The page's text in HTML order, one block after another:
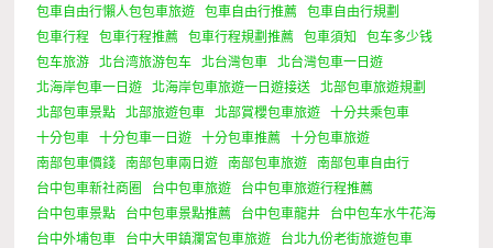
包車自由行懶人包包車旅遊
包車自由行推薦
包車自由行規劃
包車行程
包車行程推薦 包車行程規劃推薦 包車須知
包车多少钱
包车旅游
北台湾旅游包车 北台灣包車
北台灣包車一日遊
北海岸包車一日遊
北海岸包車旅遊一日遊接送
北部包車旅遊規劃
北部包車景點
北部旅遊包車 北部賞櫻包車旅遊
十分共乘包車
十分包車
十分包車一日遊 十分包車推薦
十分包車旅遊
南部包車價錢
南部包車兩日遊 南部包車旅遊
南部包車自由行
台中包車新社商圈
台中包車旅遊
台中包車旅遊行程推薦
台中包車景點
台中包車景點推薦 台中包車龍井
台中包车水牛花海
台中外埔包車
台中大甲鎮瀾宮包車旅遊
台北九份老街旅遊包車